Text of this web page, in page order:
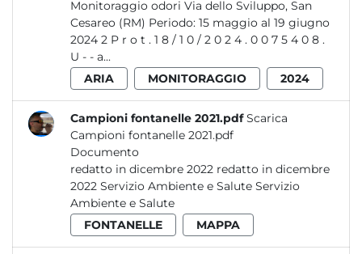
Monitoraggio odori Via dello Sviluppo, San
Cesareo (RM) Periodo: 15 maggio al 19 giugno
2024 2 P r o t . 1 8 / 1 0 / 2 0 2 4 . 0 0 7 5 4 0 8 .
U - - a...
ARIA
MONITORAGGIO 2024
Campioni fontanelle 2021.pdf Scarica
Campioni fontanelle 2021.pdf
Documento
redatto in dicembre 2022 redatto in dicembre
2022 Servizio Ambiente e Salute Servizio
Ambiente e Salute
FONTANELLE
MAPPA